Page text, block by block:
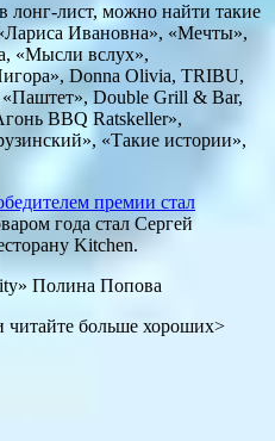
лонг-лист, можно найти такие
Ивановна», «Мечты»,
«Мысли вслух»,
Donna Olivia, TRIBU,
Double Grill & Bar,
BBQ Ratskeller»,
«Такие истории»,
премии стал
года стал Сергей
Kitchen.
Полина Попова
читайте больше хороших>